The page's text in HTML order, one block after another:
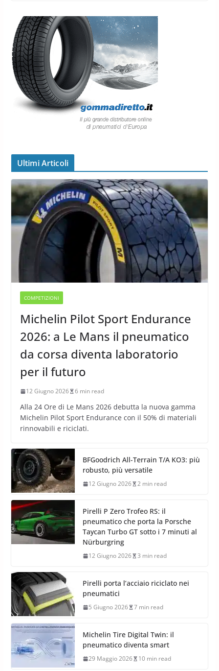
Ultimi Articoli
COMPETIZIONI
Michelin Pilot Sport Endurance
2026: a Le Mans il pneumatico
da corsa diventa laboratorio
per il futuro
12 Giugno 2026 6 min read
Alla 24 Ore di Le Mans 2026 debutta la nuova gamma
Michelin Pilot Sport Endurance con il 50% di materiali
rinnovabili e riciclati.
BFGoodrich All-Terrain T/A KO3: più
robusto, più versatile
12 Giugno 2026 2 min read
Pirelli P Zero Trofeo RS: il
pneumatico che porta la Porsche
Taycan Turbo GT sotto i 7 minuti al
Nürburgring
12 Giugno 2026 3 min read
Pirelli porta l’acciaio riciclato nei
pneumatici
5 Giugno 2026 7 min read
Michelin Tire Digital Twin: il
pneumatico diventa smart
29 Maggio 2026 10 min read